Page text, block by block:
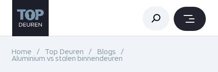
Home Top Deuren
Blogs
Aluminium vs stalen binnendeuren